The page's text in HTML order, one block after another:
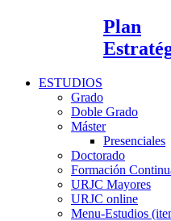
Plan
ESTUDIOS
Grado
Doble Grado
Máster
Presenciales
Doctorado
Formación
URJC Mayores
URJC online
Menu-Estudios